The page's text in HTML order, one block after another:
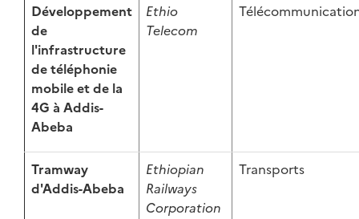
Développement
de
l'infrastructure
de téléphonie
mobile et de la
4G à Addis-
Abeba
Ethio
Telecom
Tramway
d'Addis-Abeba
Ethiopian
Railways
Corporation
Transports